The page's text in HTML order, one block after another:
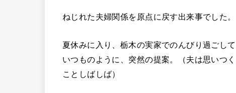
ねじれた夫婦関係を原点に戻す出来事でした。
夏休みに入り、栃木の実家でのんびり過ごし
いつものように、突然の提案。（夫は思いつ
ことしばしば）